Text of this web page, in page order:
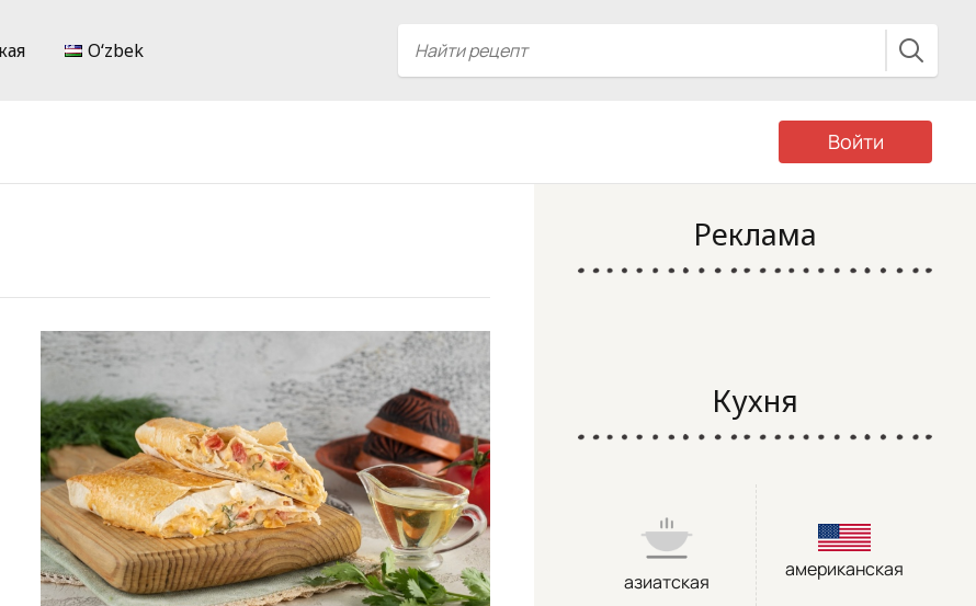
Oʻzbek
Войти
Реклама
Кухня
азиатская
американская